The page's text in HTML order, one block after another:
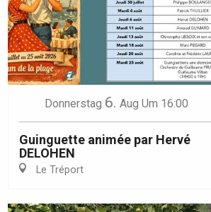
Donnerstag 6. Aug Um 16:00
Guinguette animée par Hervé
DELOHEN
Le Tréport